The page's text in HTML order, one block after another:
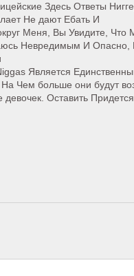
Здесь Ответы
Не дают Ебать И
Меня, Вы Увидите, Что
Невредимым И Опасно,
Является
Чем больше они будут
Оставить Придется